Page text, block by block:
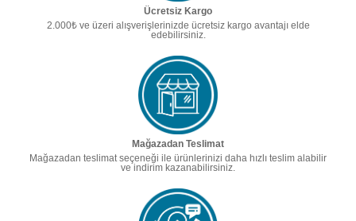
Ücretsiz Kargo
2.000₺ ve üzeri alışverişlerinizde ücretsiz kargo avantajı elde
edebilirsiniz.
Mağazadan Teslimat
Mağazadan teslimat seçeneği ile ürünlerinizi daha hızlı teslim alabilir
ve indirim kazanabilirsiniz.